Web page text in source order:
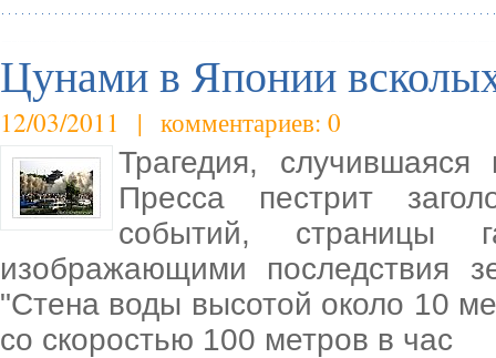
Цунами в Японии
12/03/2011 | комментариев: 0
Трагедия,
Пресса пестрит
событий, страницы
изображающими последствия
"Стена воды высотой около 10
со скоростью 100 метров в час